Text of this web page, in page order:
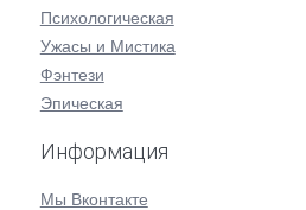
Психологическая
Ужасы и Мистика
Фэнтези
Эпическая
Информация
Мы Вконтакте